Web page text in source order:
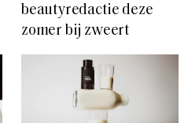
beautyredactie deze
zomer bij zweert